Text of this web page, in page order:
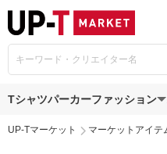
Tシャツパーカーファッション
UP-Tマーケット マーケットアイテ